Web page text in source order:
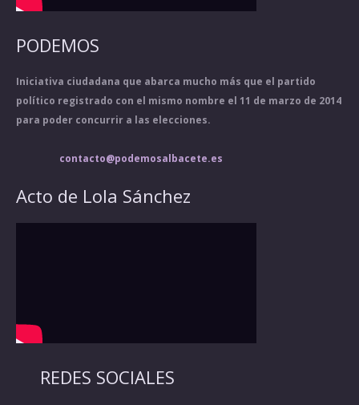
PODEMOS
Iniciativa ciudadana que abarca mucho más que el partido
político registrado con el mismo nombre el 11 de marzo de 2014
para poder concurrir a las elecciones.
contacto@podemosalbacete.es
Acto de Lola Sánchez
REDES SOCIALES